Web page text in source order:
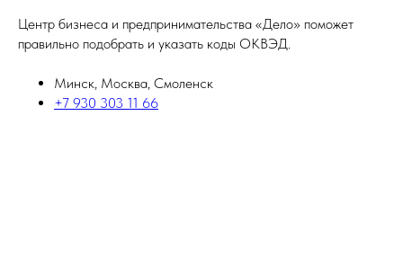
Центр бизнеса и предпринимательства «Дело» поможет
правильно подобрать и указать коды ОКВЭД.
Минск, Москва, Смоленск
+7 930 303 11 66